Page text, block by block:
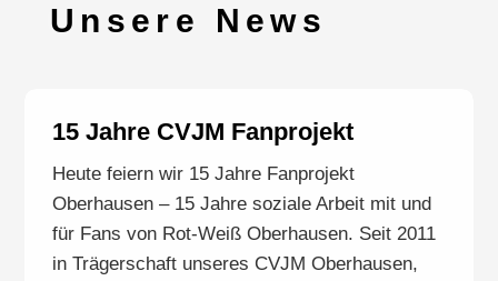
Unsere News
15 Jahre CVJM Fanprojekt
Heute feiern wir 15 Jahre Fanprojekt
Oberhausen – 15 Jahre soziale Arbeit mit und
für Fans von Rot-Weiß Oberhausen. Seit 2011
in Trägerschaft unseres CVJM Oberhausen,